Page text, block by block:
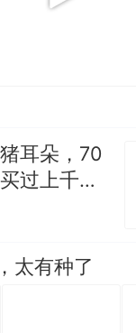
耳朵，70
过上千块
太有种了